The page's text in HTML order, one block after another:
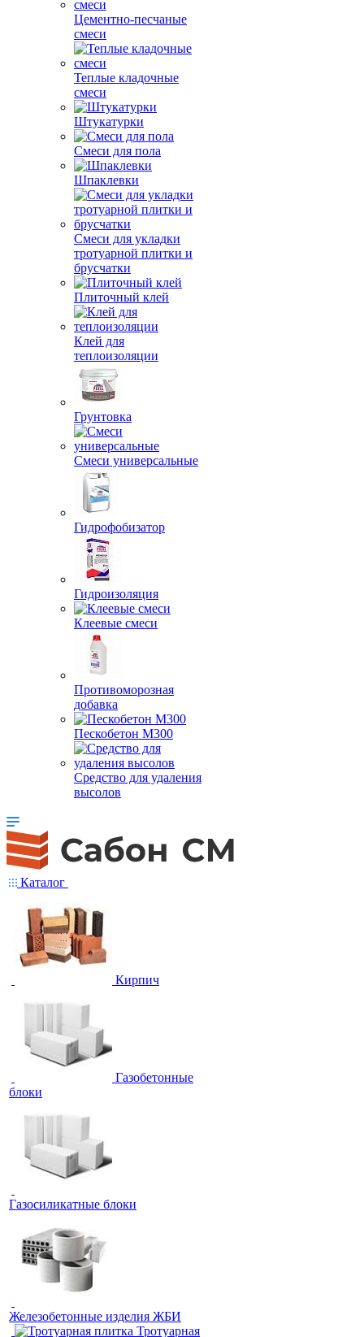
Цементно-песчаные
смеси
Теплые кладочные
смеси
Штукатурки
Смеси для пола
Шпаклевки
Смеси для укладки
тротуарной плитки и
брусчатки
Плиточный клей
Клей для
теплоизоляции
Грунтовка
Смеси универсальные
Гидрофобизатор
Гидроизоляция
Клеевые смеси
Противоморозная
добавка
Пескобетон М300
Средство для удаления
высолов
Каталог
Кирпич
Газобетонные
блоки
Газосиликатные блоки
Железобетонные изделия ЖБИ
Тротуарная